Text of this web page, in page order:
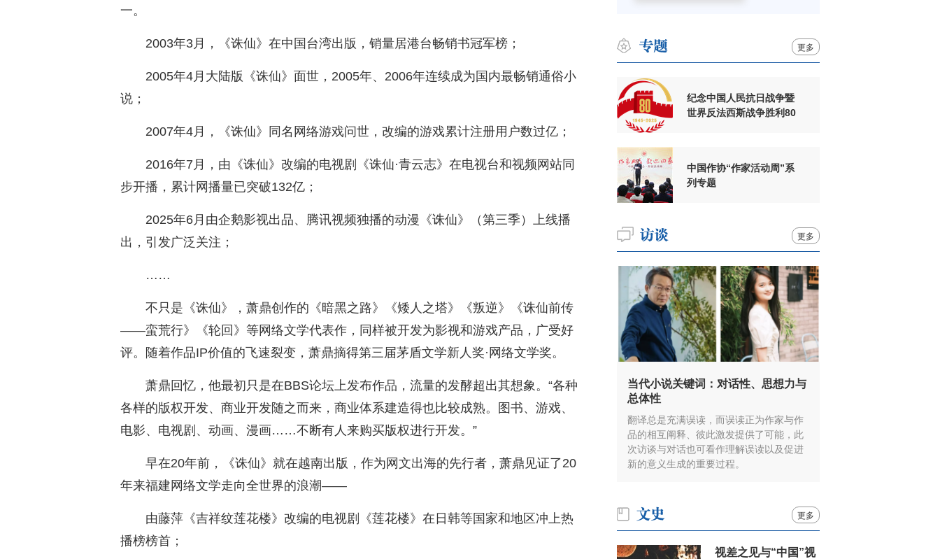
一。
2003年3月，《诛仙》在中国台湾出版，销量居港台畅销书冠军榜；
2005年4月大陆版《诛仙》面世，2005年、2006年连续成为国内最畅销通俗小
说；
2007年4月，《诛仙》同名网络游戏问世，改编的游戏累计注册用户数过亿；
2016年7月，由《诛仙》改编的电视剧《诛仙·青云志》在电视台和视频网站同
步开播，累计网播量已突破132亿；
2025年6月由企鹅影视出品、腾讯视频独播的动漫《诛仙》（第三季）上线播
出，引发广泛关注；
……
不只是《诛仙》，萧鼎创作的《暗黑之路》《矮人之塔》《叛逆》《诛仙前传
——蛮荒行》《轮回》等网络文学代表作，同样被开发为影视和游戏产品，广受好
评。随着作品IP价值的飞速裂变，萧鼎摘得第三届茅盾文学新人奖·网络文学奖。
萧鼎回忆，他最初只是在BBS论坛上发布作品，流量的发酵超出其想象。“各种
各样的版权开发、商业开发随之而来，商业体系建造得也比较成熟。图书、游戏、
电影、电视剧、动画、漫画……不断有人来购买版权进行开发。”
早在20年前，《诛仙》就在越南出版，作为网文出海的先行者，萧鼎见证了20
年来福建网络文学走向全世界的浪潮——
由藤萍《吉祥纹莲花楼》改编的电视剧《莲花楼》在日韩等国家和地区冲上热
播榜榜首；
更多
纪念中国人民抗日战争暨
世界反法西斯战争胜利80
中国作协“作家活动周”系
列专题
更多
当代小说关键词：对话性、思想力与
总体性
翻译总是充满误读，而误读正为作家与作
品的相互阐释、彼此激发提供了可能，此
次访谈与对话也可看作理解误读以及促进
新的意义生成的重要过程。
更多
视差之见与“中国”视